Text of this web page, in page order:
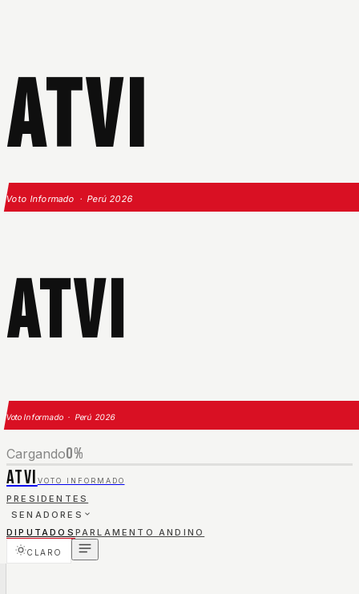
ATVI
Voto Informado · Perú 2026
ATVI
Voto Informado · Perú 2026
Cargando0%
ATVI VOTO INFORMADO
PRESIDENTES
SENADORES
DIPUTADOS PARLAMENTO ANDINO
CLARO